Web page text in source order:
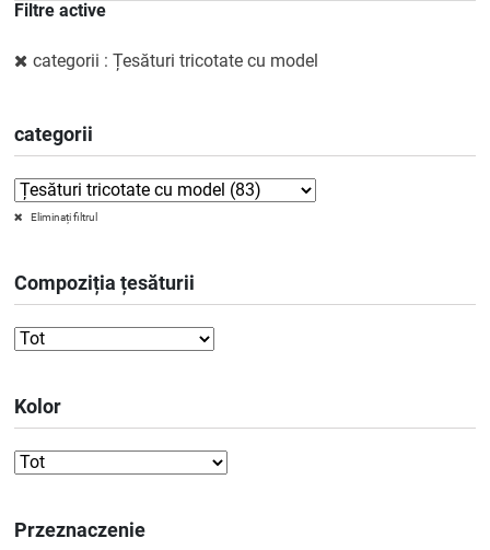
Filtre active
categorii : Țesături tricotate cu model
categorii
Eliminați filtrul
Compoziția țesăturii
Kolor
Przeznaczenie